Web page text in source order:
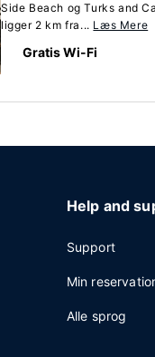
Side Beach og Turks and
ligger 2 km fra... Læs Mere
Gratis Wi-Fi
Help and
Support
Min
Alle sprog